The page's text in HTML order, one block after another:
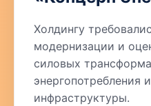
Холдингу
модернизации и
силовых
энергопотребления
инфраструктуры.